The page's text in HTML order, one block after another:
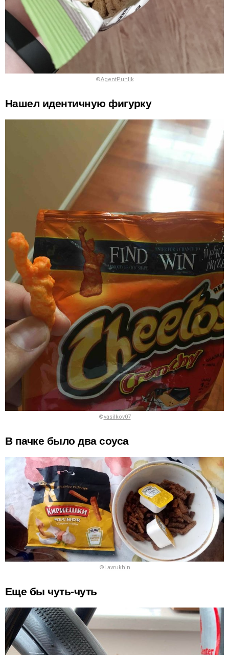
©AgentPuhlik
Нашел идентичную фигурку
©vasilkov07
В пачке было два соуса
© Lavrukhin
Еще бы чуть-чуть